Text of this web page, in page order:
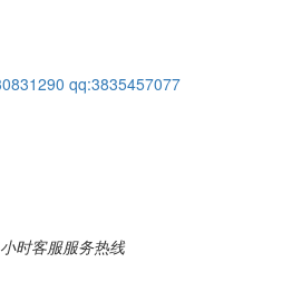
qq:3835457077
时客服服务热线